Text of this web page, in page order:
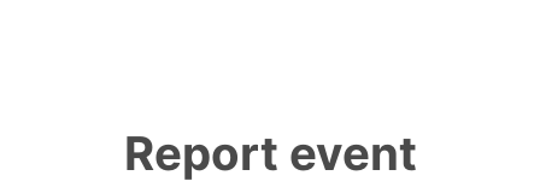
Report event